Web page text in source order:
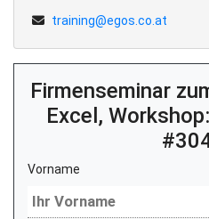
training@egos.co.at
Firmenseminar
Excel,
Vorname